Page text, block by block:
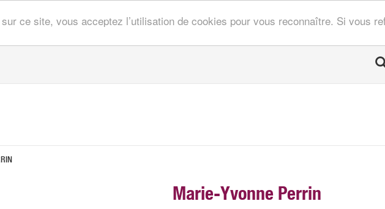
ce site, vous acceptez l’utilisation de cookies pour vous reconnaître. Si vous
Marie-Yvonne Perrin